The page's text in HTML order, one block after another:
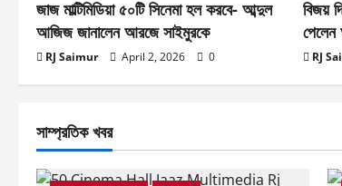
a
t
i
o
n
জাজ মাল্টিমিডিয়া ৫০টি সিনেমা হল করবে- আব্দুল
আজিজ জানালেন আরজে সাইমুরকে
RJ Saimur April 2, 2026 0
বিজয়
RJ
সাম্প্রতিক খবর